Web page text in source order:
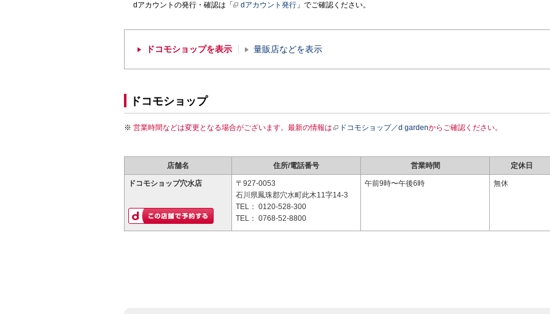
dアカウントの発行・確認は「
dアカウント発行 」でご確認ください。
ドコモショップを表示 量販店などを表示
ドコモショップ
営業時間などは変更となる場合がございます。最新の情報は ドコモショップ／d gardenからご確認ください。
店舗名 住所/電話番号 営業時間 定休日
ドコモショップ穴水店
〒927-0053
石川県鳳珠郡穴水町此木11字14-3
TEL： 0120-528-300
TEL： 0768-52-8800
午前9時〜午後6時 無休